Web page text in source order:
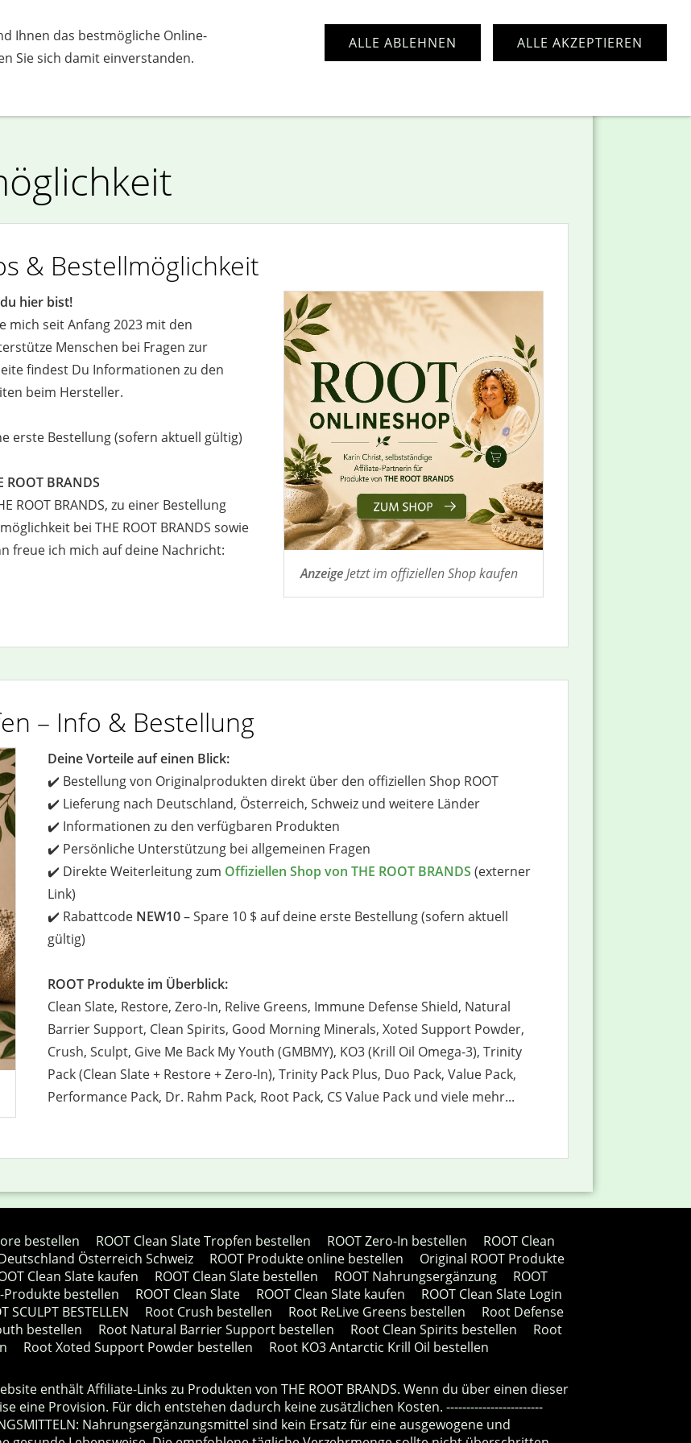
Impressum Kontakt
& Bestellmöglichkeit
AnzeigeJetzt im offiziellen Shop kaufen
du hier bist!
mich seit Anfang 2023 mit den
Menschen bei Fragen zur
findest Du Informationen zu den
beim Hersteller.
erste Bestellung (sofern aktuell gültig)
BRANDS
ROOT BRANDS, zu einer Bestellung
bei THE ROOT BRANDS sowie
freue ich mich auf deine Nachricht:
– Info & Bestellung
Deine Vorteile auf einen Blick:
✔️ Bestellung von Originalprodukten direkt über den offiziellen Shop ROOT
✔️ Lieferung nach Deutschland, Österreich, Schweiz und weitere Länder
✔️ Informationen zu den verfügbaren Produkten
✔️ Persönliche Unterstützung bei allgemeinen Fragen
✔️ Direkte Weiterleitung zum Offiziellen Shop von THE ROOT BRANDS (externer
Link)
✔️ Rabattcode NEW10– Spare 10 $ auf deine erste Bestellung (sofern aktuell
gültig)
ROOT Produkte im Überblick:
Clean Slate, Restore, Zero-In, Relive Greens, Immune Defense Shield, Natural
Barrier Support, Clean Spirits, Good Morning Minerals, Xoted Support Powder,
Crush, Sculpt, Give Me Back My Youth (GMBMY), KO3 (Krill Oil Omega-3), Trinity
Pack (Clean Slate + Restore + Zero-In), Trinity Pack Plus, Duo Pack, Value Pack,
Performance Pack, Dr. Rahm Pack, Root Pack, CS Value Pack und viele mehr...
bestellen ROOT Clean Slate Tropfen bestellen ROOT Zero-In bestellen
ROOT Clean
Österreich Schweiz ROOT Produkte online bestellen
Original ROOT Produkte
Clean Slate kaufen ROOT Clean Slate bestellen ROOT Nahrungsergänzung
ROOT
Produkte bestellen ROOT Clean Slate ROOT Clean Slate kaufen
ROOT Clean Slate Login
SCULPT BESTELLEN Root Crush bestellen Root ReLive Greens bestellen
Root Defense
bestellen Root Natural Barrier Support bestellen Root Clean Spirits bestellen
Root
Root Xoted Support Powder bestellen Root KO3 Antarctic Krill Oil bestellen
enthält Affiliate-Links zu Produkten von THE ROOT BRANDS. Wenn du über einen dieser
eine Provision. Für dich entstehen dadurch keine zusätzlichen Kosten. ------------------------
Nahrungsergänzungsmittel sind kein Ersatz für eine ausgewogene und
Ihnen das bestmögliche Online-
Sie sich damit einverstanden.
ALLE AKZEPTIEREN
ALLE ABLEHNEN